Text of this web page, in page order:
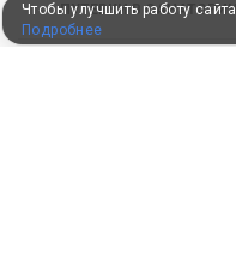
ПУТЕВКИ В САНАТОРИИ
Чтобы улучшить работу
Подробнее